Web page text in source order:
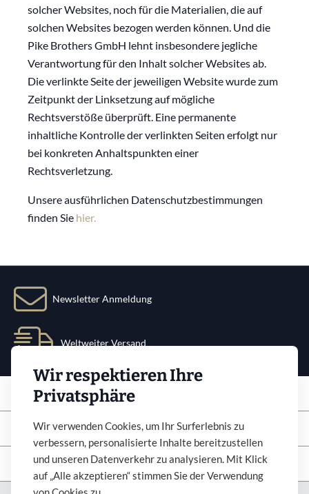
solcher Websites, noch für die Materialien, die auf
solchen Websites bezogen werden können. Und die
Pike Brothers GmbH lehnt insbesondere jegliche
Verantwortung für den Inhalt solcher Websites ab.
Die verlinkte Seite der jeweiligen Website wurde zum
Zeitpunkt der Linksetzung auf mögliche
Rechtsverstöße überprüft. Eine permanente
inhaltliche Kontrolle der verlinkten Seiten erfolgt nur
bei konkreten Anhaltspunkten einer
Rechtsverletzung.
Unsere ausführlichen Datenschutzbestimmungen
finden Sie hier.
Newsletter Anmeldung
Weltweiter Versand
Service
Info
Newsletter abonnieren
Wir respektieren Ihre
Privatsphäre
Wir verwenden Cookies, um Ihr Surferlebnis zu
verbessern, personalisierte Inhalte bereitzustellen
und unseren Datenverkehr zu analysieren. Mit Klick
auf „Alle akzeptieren“ stimmen Sie der Verwendung